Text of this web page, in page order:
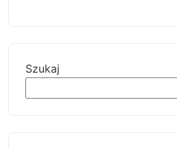
Szukaj